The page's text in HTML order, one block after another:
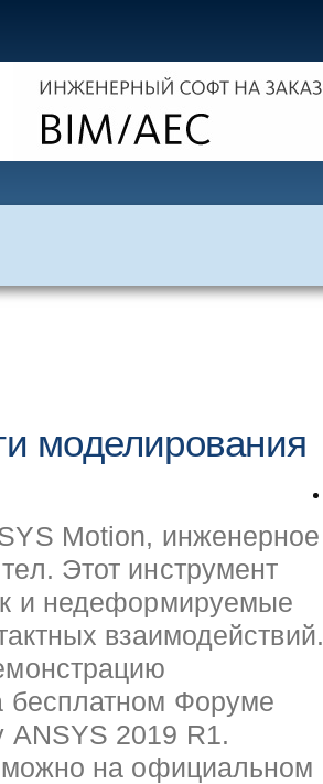
моделирования
Motion, инженерное
Этот инструмент
и недеформируемые
взаимодействий.
бесплатном Форуме
ANSYS 2019 R1.
можно на официальном